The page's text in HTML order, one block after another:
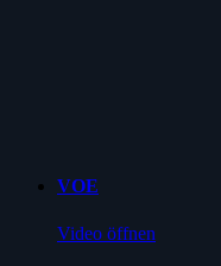
VOE
Video öffnen